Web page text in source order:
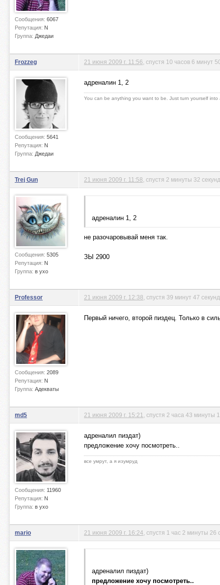
Сообщения: 6067
Репутация: N
Группа: Джедаи
Frozzeg
Сообщения: 5641
Репутация: N
Группа: Джедаи
21 июня 2009 г. 11:56 , спустя 10 часов 6 минут
адреналин 1, 2
You can be anything you want to be. Just turn yourself
Trej Gun
Сообщения: 5305
Репутация: N
Группа: в ухо
21 июня 2009 г. 11:58 , спустя 2 минуты 32
адреналин 1, 2
не разочаровывай меня так.
ЗЫ 2900
Professor
Сообщения: 2089
Репутация: N
Группа: Адекваты
21 июня 2009 г. 12:38 , спустя 39 минут 47 секунд
Первый ничего, второй пиздец. Только в
md5
Сообщения: 11960
Репутация: N
Группа: в ухо
21 июня 2009 г. 15:21 , спустя 2 часа 43 минуты
адреналил пиздат)
предложение хочу посмотреть..
все умрут, а я изумруд
mario 21 июня 2009 г. 16:24 , спустя 1 час 2 минуты 26
адреналил пиздат)
предложение хочу посмотреть..